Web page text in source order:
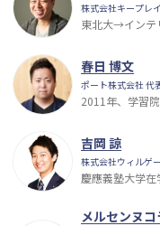
株式会社キープレ
東北大→インテ
春日 博文
ポート株式会社 代
2011年、学習
吉岡 諒
株式会社ウィルゲ
慶應義塾大学在
メルセンヌコ